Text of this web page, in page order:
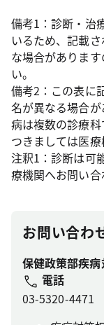
備考1：診断・治
いるため、記載
な場合がありま
い。
備考2：この表に
名が異なる場合
病は複数の診療
つきましては医療
注釈1：診断は可
療機関へお問い合
お問い合わ
保健政策部疾
電話
03-5320-4471